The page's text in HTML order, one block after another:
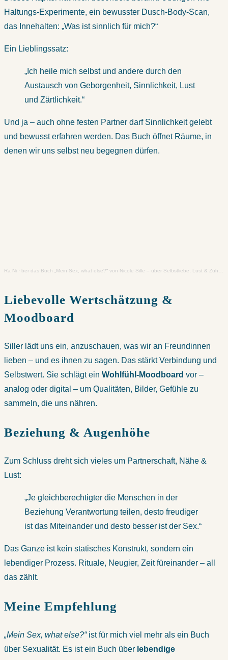
Haltungs-Experimente, ein bewusster Dusch-Body-Scan,
das Innehalten: „Was ist sinnlich für mich?“
Ein Lieblingssatz:
„Ich heile mich selbst und andere durch den
Austausch von Geborgenheit, Sinnlichkeit, Lust
und Zärtlichkeit.“
Und ja – auch ohne festen Partner darf Sinnlichkeit gelebt
und bewusst erfahren werden. Das Buch öffnet Räume, in
denen wir uns selbst neu begegnen dürfen.
Ra Ni · ber das Buch „Mein Sex, what else?“ von Nicole Sille – über Selbstliebe, Lust & Zuhause-sein im Körper
Liebevolle Wertschätzung &
Moodboard
Siller lädt uns ein, anzuschauen, was wir an Freundinnen
lieben – und es ihnen zu sagen. Das stärkt Verbindung und
Selbstwert. Sie schlägt ein Wohlfühl-Moodboard vor –
analog oder digital – um Qualitäten, Bilder, Gefühle zu
sammeln, die uns nähren.
Beziehung & Augenhöhe
Zum Schluss dreht sich vieles um Partnerschaft, Nähe &
Lust:
„Je gleichberechtigter die Menschen in der
Beziehung Verantwortung teilen, desto freudiger
ist das Miteinander und desto besser ist der Sex.“
Das Ganze ist kein statisches Konstrukt, sondern ein
lebendiger Prozess. Rituale, Neugier, Zeit füreinander – all
das zählt.
Meine Empfehlung
„Mein Sex, what else?“ist für mich viel mehr als ein Buch
über Sexualität. Es ist ein Buch über lebendige